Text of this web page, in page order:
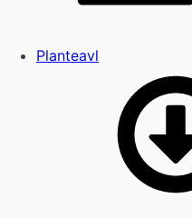
Planteavl